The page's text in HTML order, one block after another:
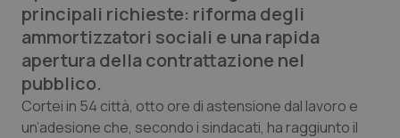
Abruzzo
Basilicata
Calabria
QS Pro Gold
Artrite & artrosi
Asma & BPCO
QS Club Newsletter
principali richieste: riforma degli
ammortizzatori sociali e una rapida
apertura della contrattazione nel
pubblico.
Cortei in 54 città, otto ore di astensione dal lavoro e
un’adesione che, secondo i sindacati, ha raggiunto il